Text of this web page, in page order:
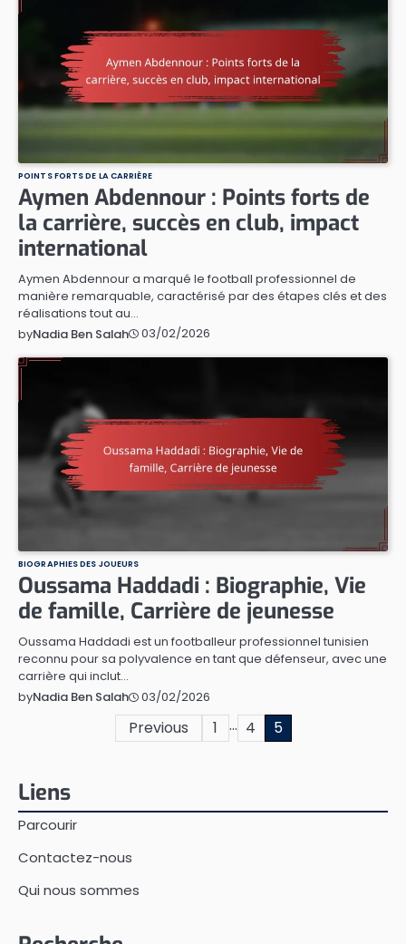
POINTS FORTS DE LA CARRIÈRE
Aymen Abdennour : Points forts de
la carrière, succès en club, impact
international
Aymen Abdennour a marqué le football professionnel de
manière remarquable, caractérisé par des étapes clés et des
réalisations tout au…
byNadia Ben Salah 03/02/2026
BIOGRAPHIES DES JOUEURS
Oussama Haddadi : Biographie, Vie
de famille, Carrière de jeunesse
Oussama Haddadi est un footballeur professionnel tunisien
reconnu pour sa polyvalence en tant que défenseur, avec une
carrière qui inclut…
byNadia Ben Salah 03/02/2026
Previous 1 … 4 5
Liens
Parcourir
Contactez-nous
Qui nous sommes